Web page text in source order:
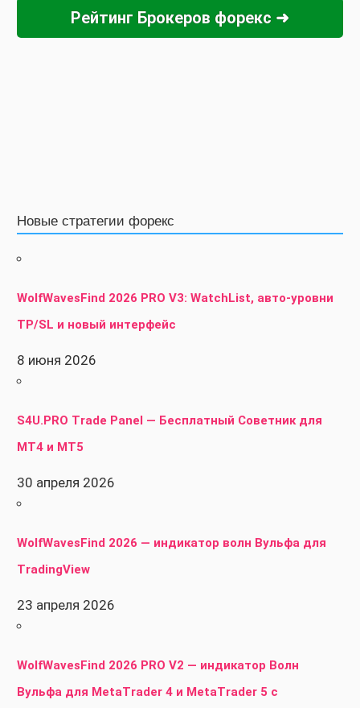
Рейтинг Брокеров форекс ➜
Новые стратегии форекс
WolfWavesFind 2026 PRO V3: WatchList, авто-уровни
TP/SL и новый интерфейс
8 июня 2026
S4U.PRO Trade Panel — Бесплатный Советник для
MT4 и MT5
30 апреля 2026
WolfWavesFind 2026 — индикатор волн Вульфа для
TradingView
23 апреля 2026
WolfWavesFind 2026 PRO V2 — индикатор Волн
Вульфа для MetaTrader 4 и MetaTrader 5 с